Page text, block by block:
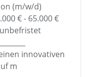
(m/w/d)
€ - 65.000 €
innovativen
m